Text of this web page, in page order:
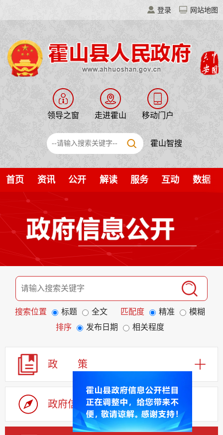
登录 网站地图
领导之窗 走进霍山 移动门户
霍山智搜
首页 资讯 公开 解读 服务 互动 数据
搜索位置 标题 全文 匹配度 精准
模糊
排序
发布日期 相关程度
政 策
政府信息公开指南